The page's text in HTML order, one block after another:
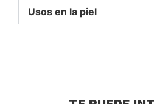
Usos en la piel